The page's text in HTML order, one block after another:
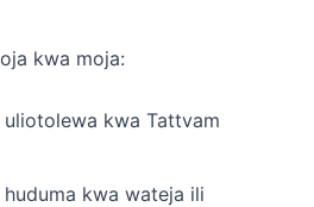
kwa moja:
kwa Tattvam
kwa wateja ili